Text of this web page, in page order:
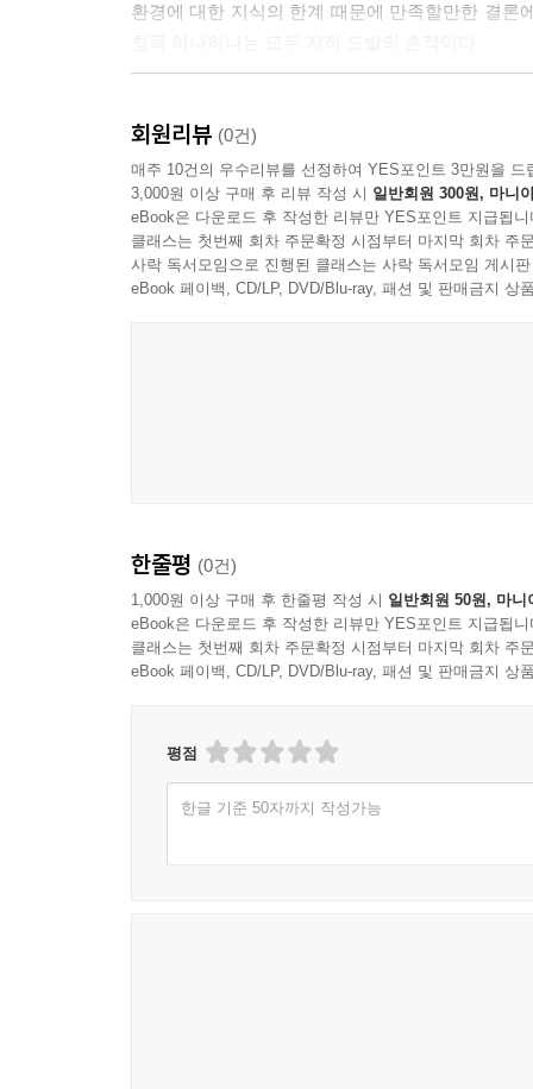
환경에 대한 지식의 한계 때문에 만족할만한 결
『사설』은 이익의 조카 이병휴(李秉休)에 의해
후손 이돈형(李暾衡) 씨 구장 30권 30책이다. 안
이루어, 그것이 20세기 초에 활자화되었다.
저자는 이익의 학술 내용을 견고한 결정체로 과
회원리뷰 (0건)
매주 10건의 우수리뷰를 선정하여 YES포인트 3만원을 드
3,000원 이상 구매 후 리뷰 작성 시 일반회원 300원, 마니
eBook은 다운로드 후 작성한 리뷰만 YES포인트 지급됩니
클래스는 첫번째 회차 주문확정 시점부터 마지막 회차 주
사락 독서모임으로 진행된 클래스는 사락 독서모임 게시
eBook 페이백, CD/LP, DVD/Blu-ray, 패션 및 판매금지 상
한줄평 (0건)
1,000원 이상 구매 후 한줄평 작성 시 일반회원 50원, 마니
eBook은 다운로드 후 작성한 리뷰만 YES포인트 지급됩니
클래스는 첫번째 회차 주문확정 시점부터 마지막 회차 주
eBook 페이백, CD/LP, DVD/Blu-ray, 패션 및 판매금지 상
평점
한글 기준 50자까지 작성가능